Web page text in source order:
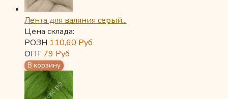
Лента для валяния серый...
Цена склада:
РОЗН 110,60 Руб
ОПТ79 Руб